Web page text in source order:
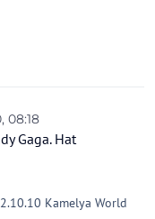
08:18
Gaga. Hat
Kamelya World